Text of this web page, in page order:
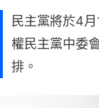
民主黨將於4
權民主黨中委
排。